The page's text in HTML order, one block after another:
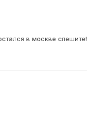
в москве спешите!